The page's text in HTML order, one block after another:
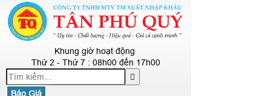
Khung giờ hoạt động
Thứ 2 - Thứ 7 : 08h00 đến 17h00
Báo Giá